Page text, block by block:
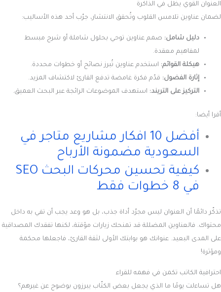
العنوان القوي يظل في الذاكرة
لضمان عناوين تلامس القلوب وتُحقق الانتشار، جرّب أحد هذه الأساليب:
دليل شامل: صمم عناوين توحي بحلول شاملة أو شرح مبسط
لمفاهيم معقدة.
هيكلة القوائم: استخدم عناوين تُبرز نصائح أو خطوات محددة.
إثارة الفضول: قدّم فكرة غامضة تدفع القارئ لاكتشاف المزيد.
التركيز على التريند: استهدف الموضوعات الرائجة عبر البحث العميق.
أقرا أيضا:
أفضل 10 افكار مشاريع متاجر في
السعودية مضمونة الأرباح
كيفية تحسين محركات البحث SEO
في 8 خطوات فقط
تذكّر دائمًا أن العنوان ليس مجرّد أداة جذب، بل هو وعد يجب أن تفي به داخل
محتواك. فالعناوين المضللة قد تمنحك زيارات مؤقتة، لكنها تفقدك المصداقية
على المدى البعيد. عنوانك هو بوابتك الأولى لثقة القارئ، فاجعلها محكمة
ومؤثرة!
احترافية الكاتب تكمن في فهمه للقراء
هل تساءلت يومًا ما الذي يجعل بعض الكتّاب يبرزون بوضوح عن غيرهم؟